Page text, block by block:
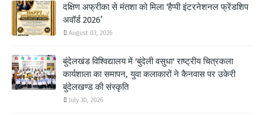
दक्षिण अफ्रीका से मंतशा को मिला ‘हैप्पी इंटरनेशनल फ्रेंडशिप
अवॉर्ड 2026’
August 03, 2026
बुंदेलखंड विश्विद्यालय में 'बुंदेली वसुधा' राष्ट्रीय चित्रकला
कार्यशाला का समापन, युवा कलाकारों ने कैनवास पर उकेरी
बुंदेलखण्ड की संस्कृति
July 30, 2026